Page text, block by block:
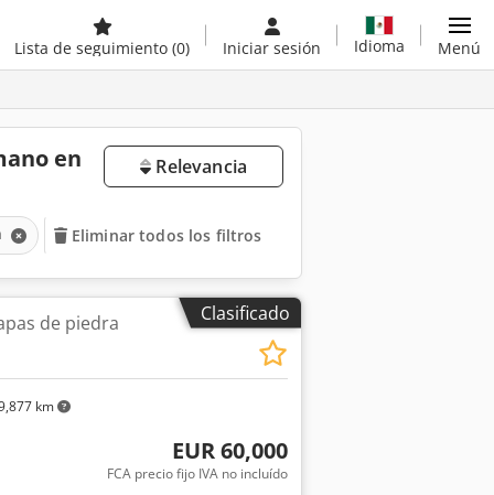
Lista de seguimiento (0) Iniciar sesión Idioma Menú
en
Relevancia
Eliminar todos los filtros
Clasificado
km
de piedra
EUR 60,000
FCA precio fijo IVA no incluído